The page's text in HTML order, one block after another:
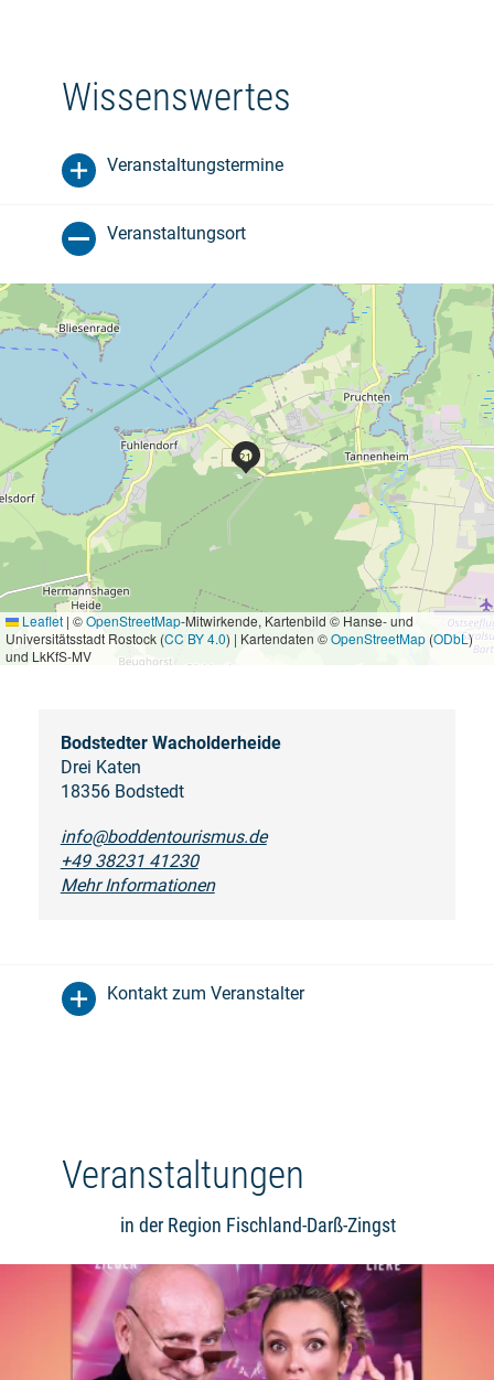
Wissenswertes
Veranstaltungstermine
Veranstaltungsort
Leaflet | ©OpenStreetMap-Mitwirkende, Kartenbild © Hanse- und
Universitätsstadt Rostock (CC BY 4.0) | Kartendaten ©OpenStreetMap (ODbL)
und LkKfS-MV
Bodstedter Wacholderheide
Drei Katen
18356 Bodstedt
info@boddentourismus.de
+49 38231 41230
Mehr Informationen
Kontakt zum Veranstalter
Veranstaltungen
in der Region Fischland-Darß-Zingst